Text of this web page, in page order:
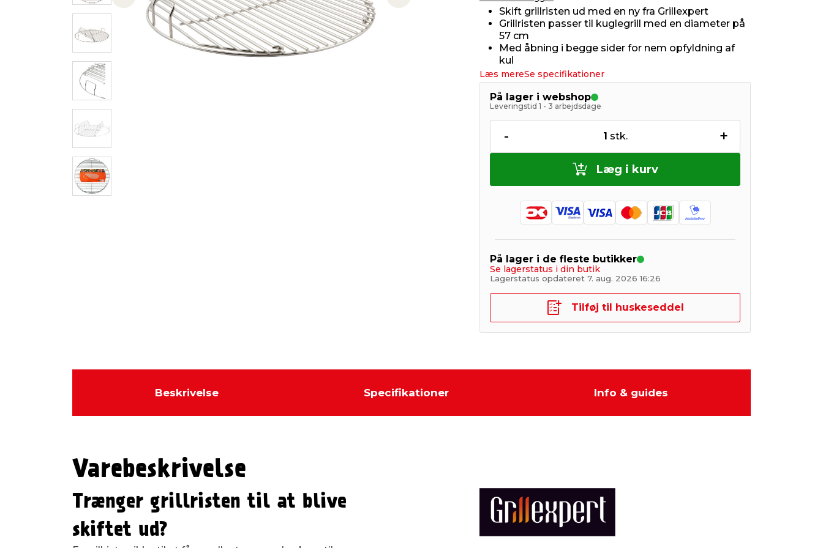
Previous slide Next slide
Skift grillristen ud med en ny fra Grillexpert
Grillristen passer til kuglegrill med en diameter på
57 cm
Med åbning i begge sider for nem opfyldning af
kul
Læs mereSe specifikationer
På lager i webshop
Leveringstid 1 - 3 arbejdsdage
- 1 stk. +
Læg i kurv
På lager i de fleste butikker
Se lagerstatus i din butik
Lagerstatus opdateret 7. aug. 2026 16:26
Tilføj til huskeseddel
Beskrivelse Specifikationer Info & guides
Varebeskrivelse
Trænger grillristen til at blive
skiftet ud?